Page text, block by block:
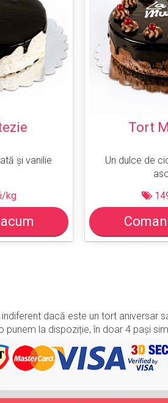
și vanilie
kg
Tort
Un dulce de
indiferent dacă este un tort
la dispoziție, în doar 4 pași